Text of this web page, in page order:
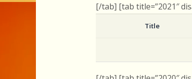
[/tab] [tab title=”2021″
Title